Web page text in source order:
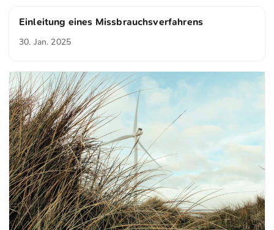
Einleitung eines Missbrauchsverfahrens
30. Jan. 2025